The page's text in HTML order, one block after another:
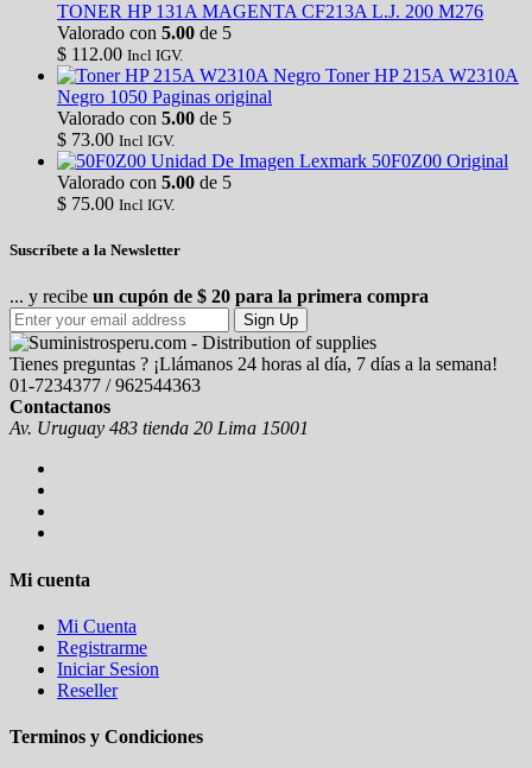
TONER HP 131A MAGENTA CF213A L.J. 200 M276
Valorado con 5.00 de 5
$ 112.00 Incl IGV.
Toner HP 215A W2310A
Negro 1050 Paginas original
Valorado con 5.00 de 5
$ 73.00 Incl IGV.
Unidad De Imagen Lexmark 50F0Z00 Original
Valorado con 5.00 de 5
$ 75.00 Incl IGV.
Suscríbete a la Newsletter
... y recibe un cupón de $ 20 para la primera compra
Sign Up
Tienes preguntas ? ¡Llámanos 24 horas al día, 7 días a la semana!
01-7234377 / 962544363
Contactanos
Av. Uruguay 483 tienda 20 Lima 15001
Mi cuenta
Mi Cuenta
Registrarme
Iniciar Sesion
Reseller
Terminos y Condiciones